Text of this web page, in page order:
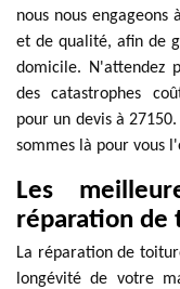
nous nous
et de qualité, afin de
domicile. N'attendez
des catastrophes
pour un devis à
sommes là pour vous
Les
réparation de
La réparation de
longévité de votre